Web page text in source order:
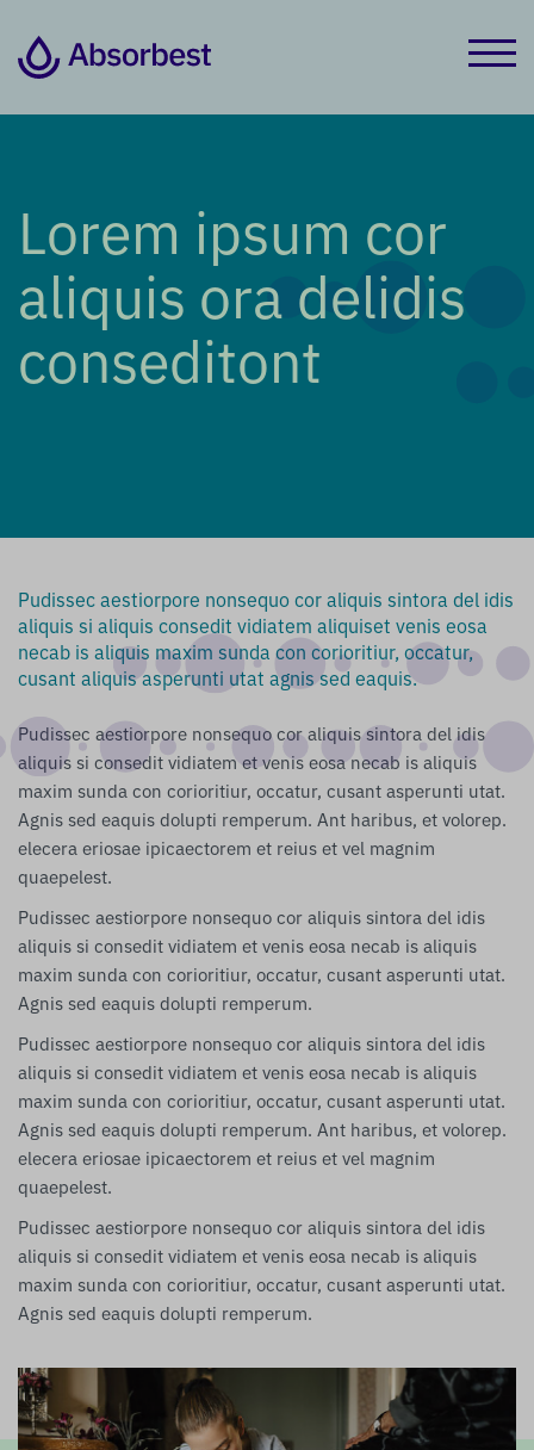
Lorem ipsum cor
aliquis ora delidis
conseditont
Pudissec aestiorpore nonsequo cor aliquis sintora del idis
aliquis si aliquis consedit vidiatem aliquiset venis eosa
necab is aliquis maxim sunda con corioritiur, occatur,
cusant aliquis asperunti utat agnis sed eaquis.
Pudissec aestiorpore nonsequo cor aliquis sintora del idis
aliquis si consedit vidiatem et venis eosa necab is aliquis
maxim sunda con corioritiur, occatur, cusant asperunti utat.
Agnis sed eaquis dolupti remperum. Ant haribus, et volorep.
elecera eriosae ipicaectorem et reius et vel magnim
quaepelest.
Pudissec aestiorpore nonsequo cor aliquis sintora del idis
aliquis si consedit vidiatem et venis eosa necab is aliquis
maxim sunda con corioritiur, occatur, cusant asperunti utat.
Agnis sed eaquis dolupti remperum.
Pudissec aestiorpore nonsequo cor aliquis sintora del idis
aliquis si consedit vidiatem et venis eosa necab is aliquis
maxim sunda con corioritiur, occatur, cusant asperunti utat.
Agnis sed eaquis dolupti remperum. Ant haribus, et volorep.
elecera eriosae ipicaectorem et reius et vel magnim
quaepelest.
Pudissec aestiorpore nonsequo cor aliquis sintora del idis
aliquis si consedit vidiatem et venis eosa necab is aliquis
maxim sunda con corioritiur, occatur, cusant asperunti utat.
Agnis sed eaquis dolupti remperum.